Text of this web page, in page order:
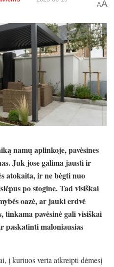
AA
namų aplinkoje, pavėsines
Juk jose galima jausti ir
atokaita, ir ne bėgti nuo
po stogine. Tad visiškai
oazė, ar jauki erdvė
tinkama pavėsinė gali visiškai
paskatinti maloniausias
į kuriuos verta atkreipti dėmesį